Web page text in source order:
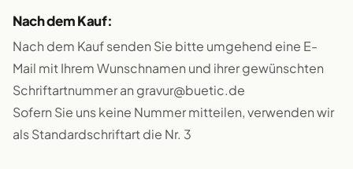
Nach dem Kauf:
Nach dem Kauf senden Sie bitte umgehend eine E-
Mail mit Ihrem Wunschnamen und ihrer gewünschten
Schriftartnummer an gravur@buetic.de
Sofern Sie uns keine Nummer mitteilen, verwenden wir
als Standardschriftart die Nr. 3